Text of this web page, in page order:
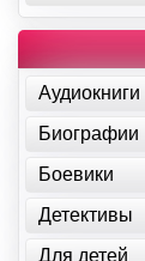
Аудиокниги
Биографии
Боевики
Детективы
Для детей